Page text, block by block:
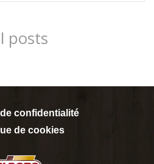
posts
confidentialité
de cookies